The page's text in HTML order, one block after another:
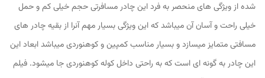
شده از ویژگی های منحصر به فرد این چادر مسافرتی حجم خیلی کم و حمل
خیلی راحت و آسان آن میباشد که این ویژگی بسیار مهم آنرا از بقیه چادر های
مسافتی متمایز میسازد و بسیار مناسب کمپین و کوهنوردی میباشد ابعاد این
این چادر به گونه ای است که به راحتی داخل کوله کوهنوردی جا میشود. فیلم